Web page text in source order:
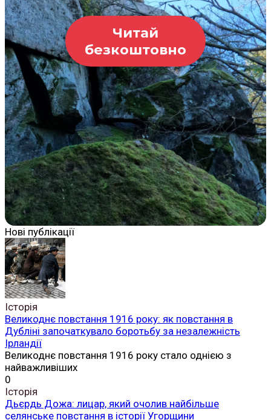
Читай
безкоштовно
Нові публікації
Історія
Великоднє повстання 1916 року: як повстання в
Дубліні започаткувало боротьбу за незалежність
Ірландії
Великоднє повстання 1916 року стало однією з
найважливіших
0
Історія
Дьєрдь Дожа: лицар, який очолив найбільше
селянське повстання в історії Угорщини